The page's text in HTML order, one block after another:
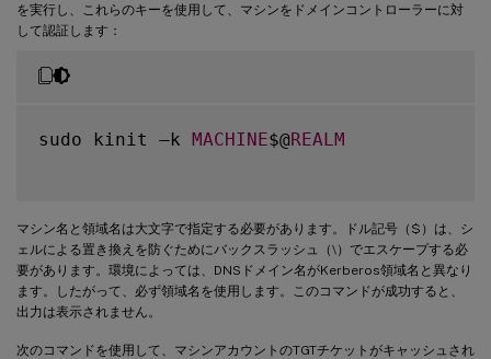
を実行し、これらのキーを使用して、マシンをドメインコントローラーに対
して認証します：
sudo kinit –k MACHINE$@REALM
マシン名と領域名は大文字で指定する必要があります。ドル記号（$）は、シ
ェルによる置き換えを防ぐためにバックスラッシュ（\）でエスケープする必
要があります。環境によっては、DNSドメイン名がKerberos領域名と異なり
ます。したがって、必ず領域名を使用します。このコマンドが成功すると、
出力は表示されません。
次のコマンドを使用して、マシンアカウントのTGTチケットがキャッシュされ